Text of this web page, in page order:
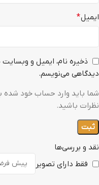
نقد و بررسی‌ها
فقط دارای تصویر
ایمیل*
ذخیره نام، ایمیل و وبسایت
دیدگاهی می‌نویسم.
شما باید وارد حساب خود شده
نظرات باشید.